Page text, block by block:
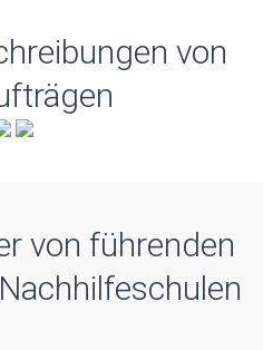
von
von führenden